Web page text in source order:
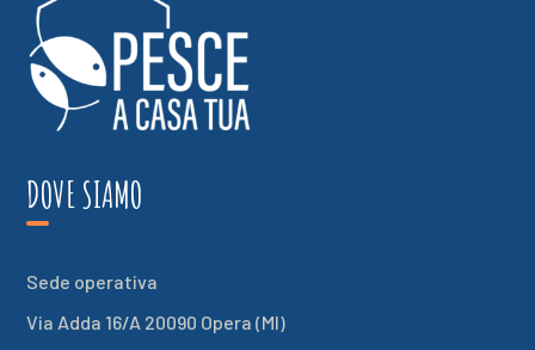
DOVE SIAMO
Sede operativa
Via Adda 16/A 20090 Opera (MI)